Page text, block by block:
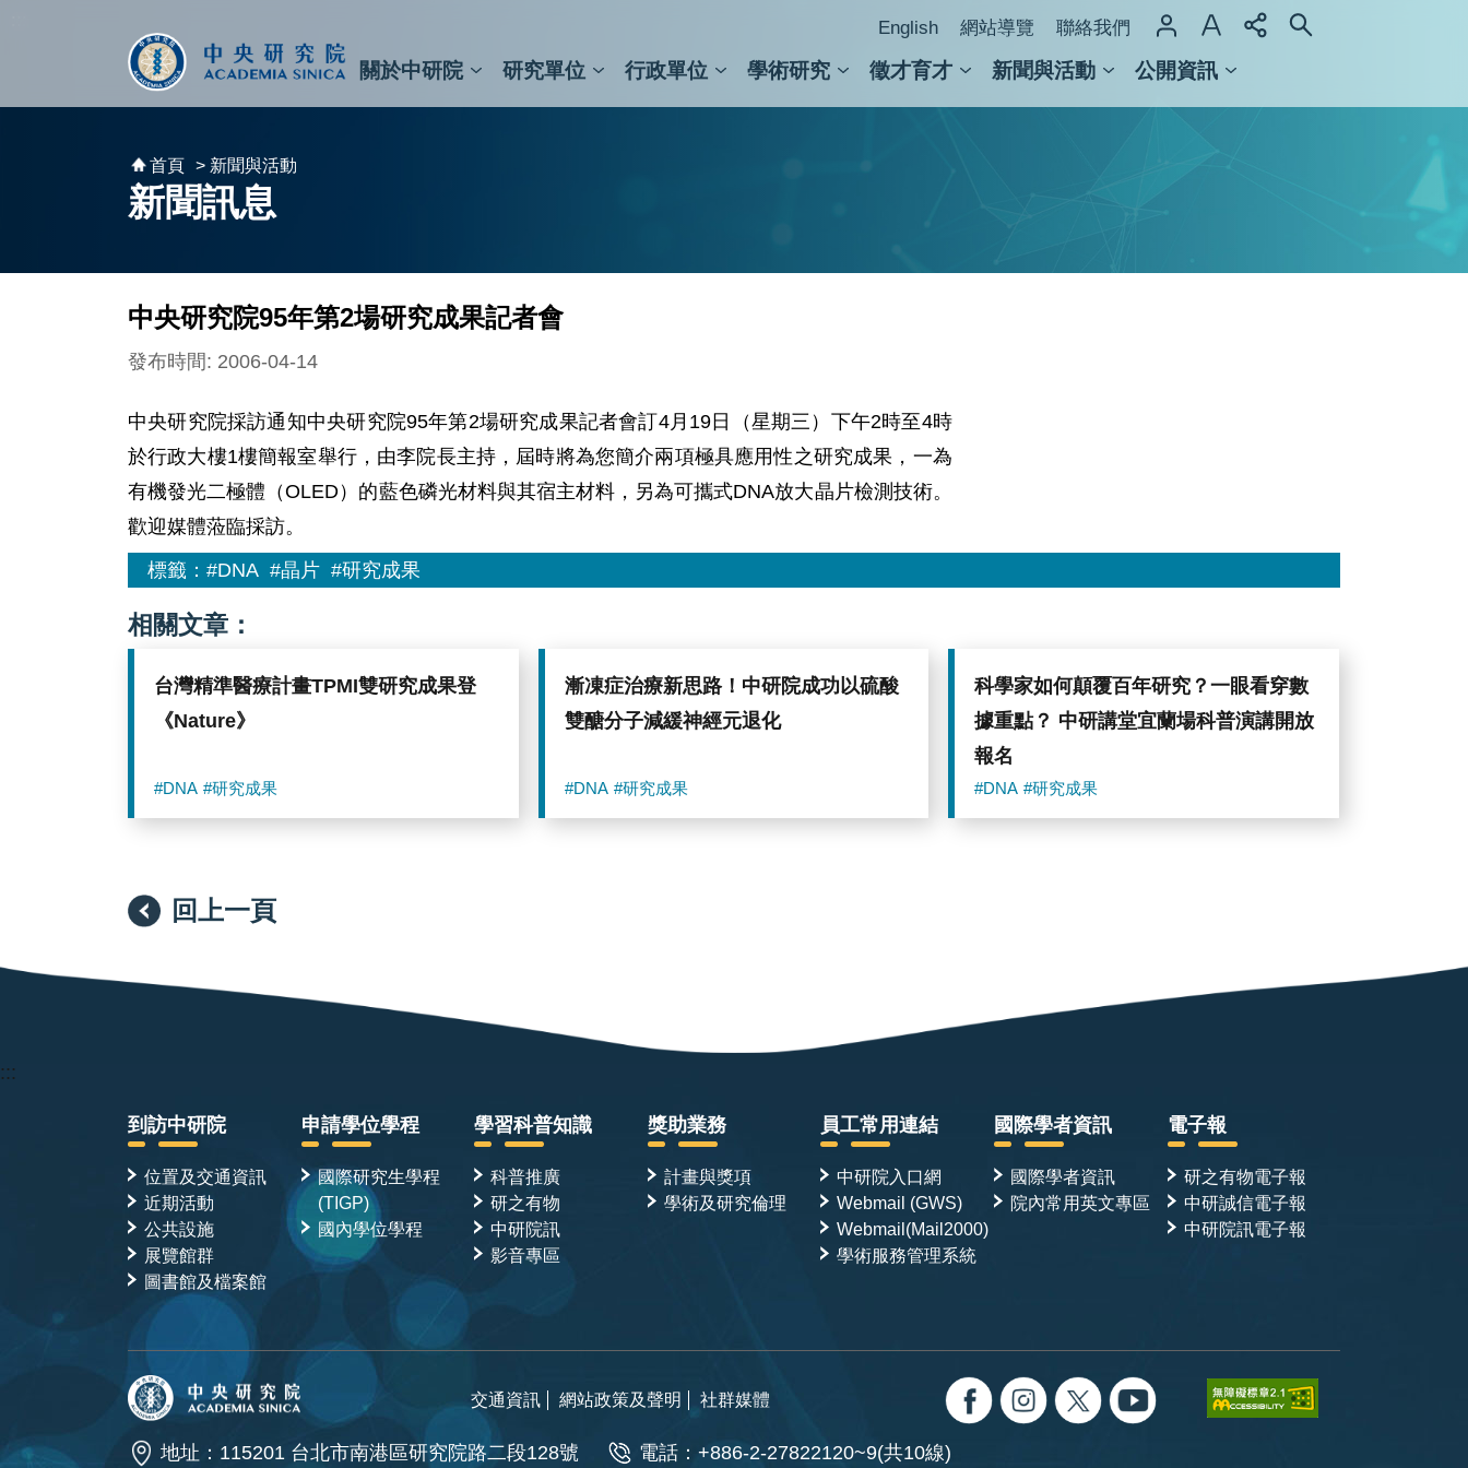
English 網站導覽 聯絡我們
關於中研院 研究單位 行政單位 學術研究 徵才育才 新聞與活動 公開資訊
首頁 > 新聞與活動
新聞訊息
中央研究院95年第2場研究成果記者會
發布時間: 2006-04-14
中央研究院採訪通知中央研究院95年第2場研究成果記者會訂4月19日（星期三）下午2時至4時
於行政大樓1樓簡報室舉行，由李院長主持，屆時將為您簡介兩項極具應用性之研究成果，一為
有機發光二極體（OLED）的藍色磷光材料與其宿主材料，另為可攜式DNA放大晶片檢測技術。
歡迎媒體蒞臨採訪。
標籤：#DNA #晶片 #研究成果
相關文章：
台灣精準醫療計畫TPMI雙研究成果登
《Nature》
#DNA #研究成果
漸凍症治療新思路！中研院成功以硫酸
雙醣分子減緩神經元退化
#DNA #研究成果
科學家如何顛覆百年研究？一眼看穿數
據重點？ 中研講堂宜蘭場科普演講開放
報名
#DNA #研究成果
回上一頁
:::
到訪中研院
位置及交通資訊
近期活動
公共設施
展覽館群
圖書館及檔案館
申請學位學程
國際研究生學程
(TIGP)
國內學位學程
學習科普知識
科普推廣
研之有物
中研院訊
影音專區
獎助業務
計畫與獎項
學術及研究倫理
員工常用連結
中研院入口網
Webmail (GWS)
Webmail(Mail2000)
學術服務管理系統
國際學者資訊
國際學者資訊
院內常用英文專區
電子報
研之有物電子報
中研誠信電子報
中研院訊電子報
交通資訊 網站政策及聲明 社群媒體
地址：115201 台北市南港區研究院路二段128號 電話：+886-2-27822120~9(共10線)